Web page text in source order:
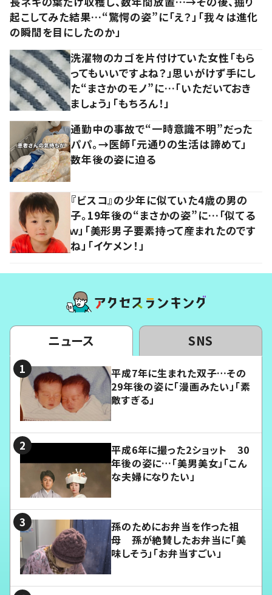
起こしてみた結果…“驚愕の姿”に「え？」「我々は進化
の瞬間を目にしたのか」
洗濯物のカゴを片付けていた女性「もら
ってもいいですよね？」思いがけず手にし
た“まさかのモノ”に…「いただいておき
ましょう」「もちろん！」
通勤中の事故で“一時意識不明”だった
パパ。→医師「元通りの生活は諦めて」
数年後の姿に迫る
『ビスコ』の少年に似ていた4歳の男の
子。19年後の“まさかの姿”に…「似てる
ｗ」「美形男子要素持って産まれたのです
ね」「イケメン！」
ニュース SNS
平成7年に生まれた双子…その
29年後の姿に「漫画みたい」「素
敵すぎる」
平成6年に撮った2ショット 30
年後の姿に…「美男美女」「こん
な夫婦になりたい」
孫のためにお弁当を作った祖
母 孫が絶賛したお弁当に「美
味しそう」「お弁当すごい」